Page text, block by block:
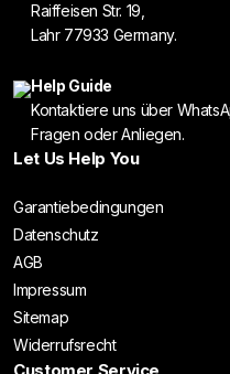
Raiffeisen Str. 19,
Lahr 77933 Germany.
Help Guide
Kontaktiere uns über
Fragen oder Anliegen.
Let Us Help You
Garantiebedingungen
Datenschutz
AGB
Impressum
Sitemap
Widerrufsrecht